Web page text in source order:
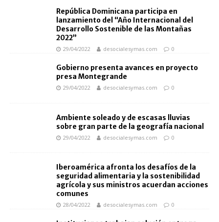
República Dominicana participa en
lanzamiento del “Año Internacional del
Desarrollo Sostenible de las Montañas
2022”
29/04/2022 desocialesymas.com 0
Gobierno presenta avances en proyecto
presa Montegrande
29/04/2022 desocialesymas.com 0
Ambiente soleado y de escasas lluvias
sobre gran parte de la geografía nacional
29/04/2022 desocialesymas.com 0
Iberoamérica afronta los desafíos de la
seguridad alimentaria y la sostenibilidad
agrícola y sus ministros acuerdan acciones
comunes
28/04/2022 desocialesymas.com 0